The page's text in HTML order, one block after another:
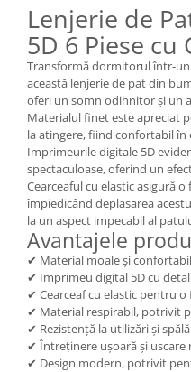
Lenjerie de
5D 6 Piese cu
Transformă dormitorul într-
această lenjerie de pat din
oferi un somn odihnitor și un
Materialul finet este apreciat
la atingere, fiind confortabil
Imprimeurile digitale 5D
spectaculoase, oferind un
Cearceaful cu elastic asigură
împiedicând deplasarea
la un aspect impecabil al
Avantajele
✔ Material moale și
✔ Imprimeu digital 5D cu
✔ Cearceaf cu elastic pentru
✔ Material respirabil, potrivit
✔ Rezistență la utilizări și
✔ Întreținere ușoară și uscare
✔ Design modern, potrivit